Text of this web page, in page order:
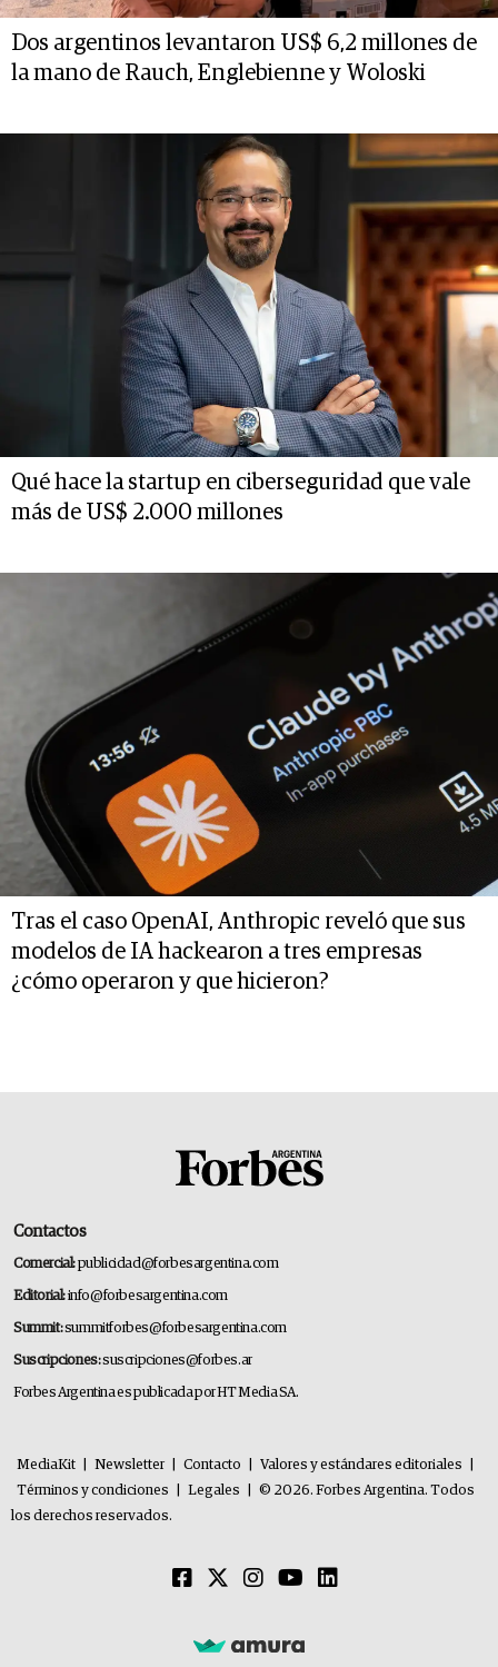
Dos argentinos levantaron US$ 6,2 millones de
la mano de Rauch, Englebienne y Woloski
Qué hace la startup en ciberseguridad que vale
más de US$ 2.000 millones
Tras el caso OpenAI, Anthropic reveló que sus
modelos de IA hackearon a tres empresas
¿cómo operaron y que hicieron?
Contactos
Comercial:publicidad@forbesargentina.com
Editorial:info@forbesargentina.com
Summit:summitforbes@forbesargentina.com
Suscripciones:suscripciones@forbes.ar
Forbes Argentina es publicada por HT Media SA.
MediaKit Newsletter Contacto Valores y estándares editoriales
Términos y condiciones
Legales
© 2026. Forbes Argentina. Todos
los derechos reservados.